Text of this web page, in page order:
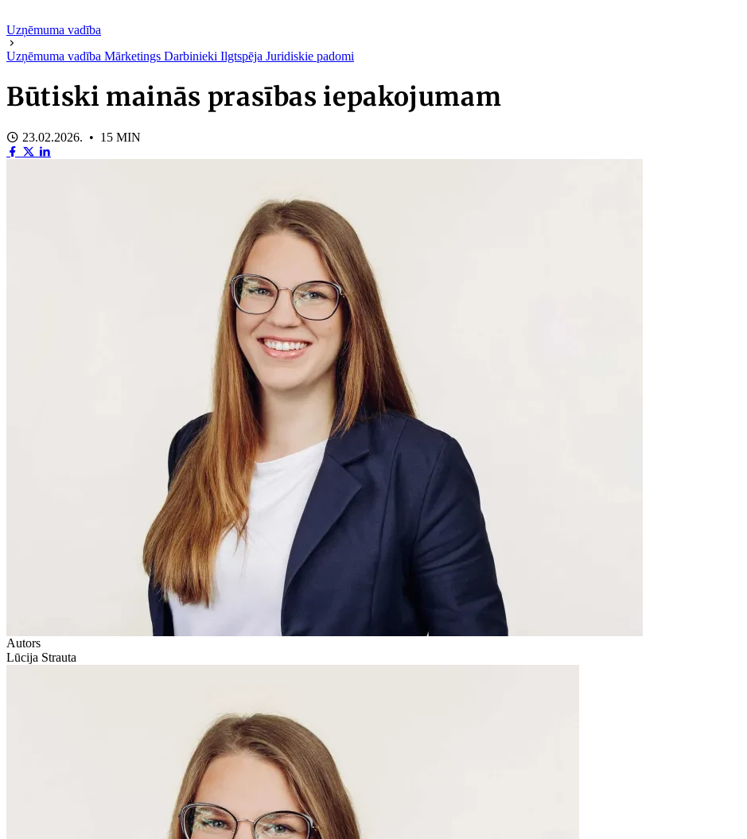
Uzņēmuma vadība
Uzņēmuma vadība Mārketings Darbinieki Ilgtspēja Juridiskie padomi
Būtiski mainās prasības iepakojumam
23.02.2026. • 15 MIN
Autors
Lūcija Strauta